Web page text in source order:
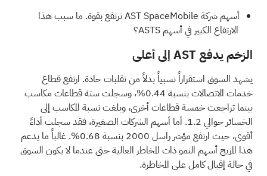
أسهم شركة AST SpaceMobile ترتفع بقوة.
ما سبب هذا
الارتفاع الكبير في أسهم ASTS؟
الزخم يدفع AST إلى أعلى
يشهد السوق استقراراً نسبياً بدلاً من تقلبات حادة. ارتفع قطاع
خدمات الاتصالات بنسبة 0.44%، وسجلت ستة قطاعات مكاسب
بينما تراجعت خمسة قطاعات أخرى، وبلغت نسبة المكاسب إلى
الخسائر حوالي 1.2. أما أسهم الشركات الصغيرة، فقد سجلت أداءً
أقوى، حيث ارتفع مؤشر راسل 2000 بنسبة 0.68%. غالباً ما يدعم
هذا المزيج أسهم النمو ذات المخاطر العالية حتى عندما لا يكون السوق
في حالة إقبال كامل على المخاطرة.